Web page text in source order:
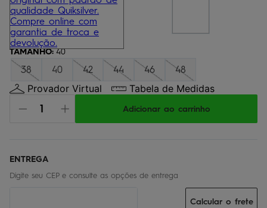
TAMANHO: 40
38 40 42 44 46 48
Provador Virtual Tabela de Medidas
Adicionar ao carrinho
Calcular o frete
10º calça